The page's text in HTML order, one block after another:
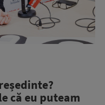
că eu puteam